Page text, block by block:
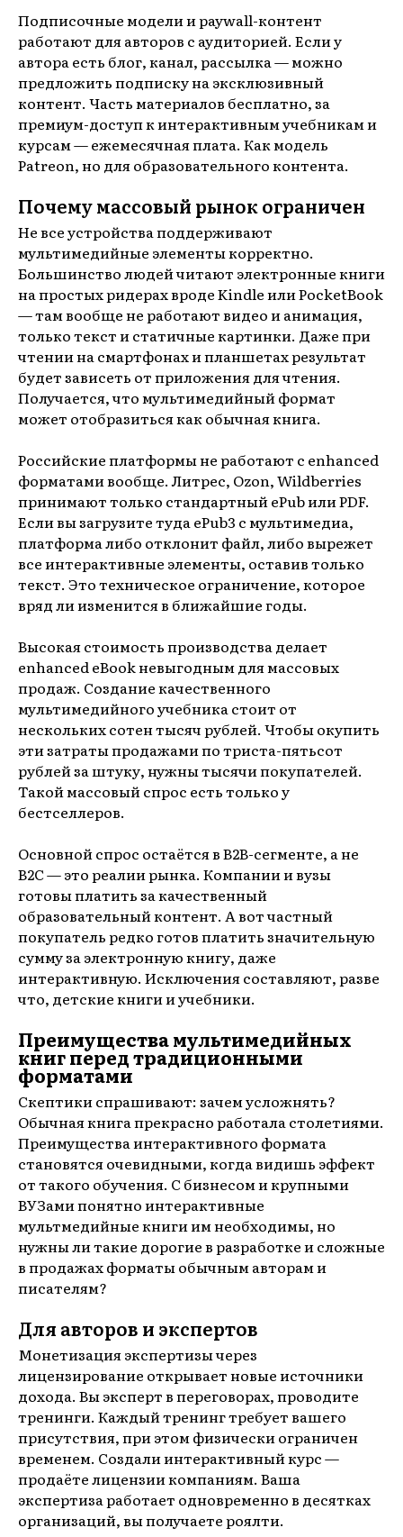
Подписочные модели и paywall-контент
работают для авторов с аудиторией. Если у
автора есть блог, канал, рассылка — можно
предложить подписку на эксклюзивный
контент. Часть материалов бесплатно, за
премиум-доступ к интерактивным учебникам и
курсам — ежемесячная плата. Как модель
Patreon, но для образовательного контента.
Почему массовый рынок ограничен
Не все устройства поддерживают
мультимедийные элементы корректно.
Большинство людей читают электронные книги
на простых ридерах вроде Kindle или PocketBook
— там вообще не работают видео и анимация,
только текст и статичные картинки. Даже при
чтении на смартфонах и планшетах результат
будет зависеть от приложения для чтения.
Получается, что мультимедийный формат
может отобразиться как обычная книга.
Российские платформы не работают с enhanced
форматами вообще. Литрес, Ozon, Wildberries
принимают только стандартный ePub или PDF.
Если вы загрузите туда ePub3 с мультимедиа,
платформа либо отклонит файл, либо вырежет
все интерактивные элементы, оставив только
текст. Это техническое ограничение, которое
вряд ли изменится в ближайшие годы.
Высокая стоимость производства делает
enhanced eBook невыгодным для массовых
продаж. Создание качественного
мультимедийного учебника стоит от
нескольких сотен тысяч рублей. Чтобы окупить
эти затраты продажами по триста-пятьсот
рублей за штуку, нужны тысячи покупателей.
Такой массовый спрос есть только у
бестселлеров.
Основной спрос остаётся в B2B-сегменте, а не
B2C — это реалии рынка. Компании и вузы
готовы платить за качественный
образовательный контент. А вот частный
покупатель редко готов платить значительную
сумму за электронную книгу, даже
интерактивную. Исключения составляют, разве
что, детские книги и учебники.
Преимущества мультимедийных
книг перед традиционными
форматами
Скептики спрашивают: зачем усложнять?
Обычная книга прекрасно работала столетиями.
Преимущества интерактивного формата
становятся очевидными, когда видишь эффект
от такого обучения. С бизнесом и крупными
ВУЗами понятно интерактивные
мультмедийные книги им необходимы, но
нужны ли такие дорогие в разработке и сложные
в продажах форматы обычным авторам и
писателям?
Для авторов и экспертов
Монетизация экспертизы через
лицензирование открывает новые источники
дохода. Вы эксперт в переговорах, проводите
тренинги. Каждый тренинг требует вашего
присутствия, при этом физически ограничен
временем. Создали интерактивный курс —
продаёте лицензии компаниям. Ваша
экспертиза работает одновременно в десятках
организаций, вы получаете роялти.